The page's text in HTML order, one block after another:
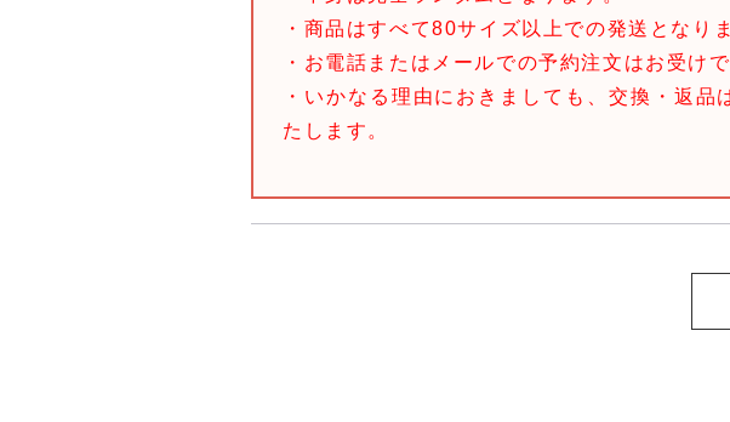
・商品はすべて80サイズ以上での発送となり
・お電話またはメールでの予約注文はお受けで
・いかなる理由におきましても、交換・返
たします。